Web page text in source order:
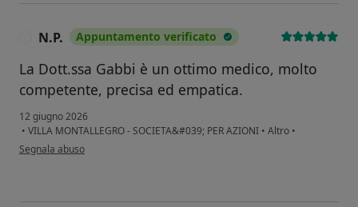
N.P. Appuntamento verificato
La Dott.ssa Gabbi è un ottimo medico, molto
competente, precisa ed empatica.
12 giugno 2026
• VILLA MONTALLEGRO - SOCIETA&#039; PER AZIONI • Altro •
secondo l'opinione dell'utente N.P.
Segnala abuso